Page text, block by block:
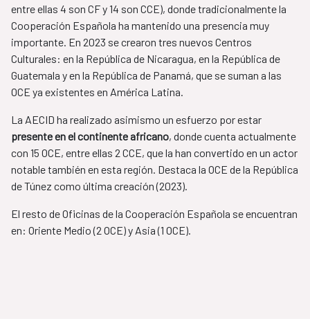
entre ellas 4 son CF y 14 son CCE), donde tradicionalmente la
Cooperación Española ha mantenido una presencia muy
importante. En 2023 se crearon tres nuevos Centros
Culturales: en la República de Nicaragua, en la República de
Guatemala y en la República de Panamá, que se suman a las
OCE ya existentes en América Latina.
La AECID ha realizado asimismo un esfuerzo por estar
presente en el continente africano, donde cuenta actualmente
con 15 OCE, entre ellas 2 CCE, que la han convertido en un actor
notable también en esta región. Destaca la OCE de la República
de Túnez como última creación (2023).
El resto de Oficinas de la Cooperación Española se encuentran
en: Oriente Medio (2 OCE) y Asia (1 OCE).